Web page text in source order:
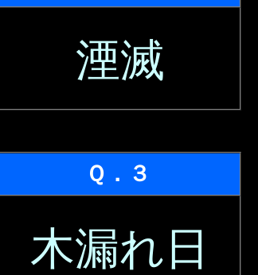
湮滅
Ｑ．３
木漏れ日